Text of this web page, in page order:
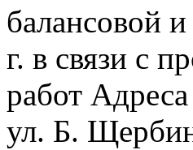
балансовой
г. в связи с
работ
ул. Б.